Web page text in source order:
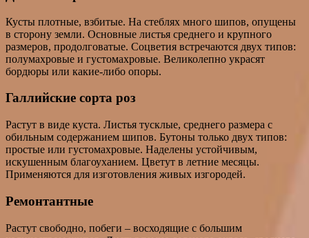
Кусты плотные, взбитые. На стеблях много шипов, опущены
в сторону земли. Основные листья среднего и крупного
размеров, продолговатые. Соцветия встречаются двух типов:
полумахровые и густомахровые. Великолепно украсят
бордюры или какие-либо опоры.
Галлийские сорта роз
Растут в виде куста. Листья тусклые, среднего размера с
обильным содержанием шипов. Бутоны только двух типов:
простые или густомахровые. Наделены устойчивым,
искушенным благоуханием. Цветут в летние месяцы.
Применяются для изготовления живых изгородей.
Ремонтантные
Растут свободно, побеги – восходящие с большим